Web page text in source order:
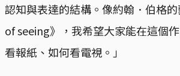
認知與表達的結構。像約翰．伯格
of seeing》，我希望大家能在這個
看報紙、如何看電視。」